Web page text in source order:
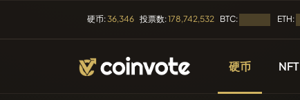
硬币:36,346 投票数:178,742,532 BTC: ETH:
硬币 NFT